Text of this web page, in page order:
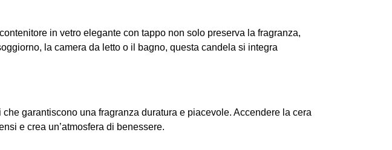
in vetro elegante con tappo non solo preserva la fragranza,
la camera da letto o il bagno, questa candela si integra
garantiscono una fragranza duratura e piacevole. Accendere la cera
e crea un’atmosfera di benessere.